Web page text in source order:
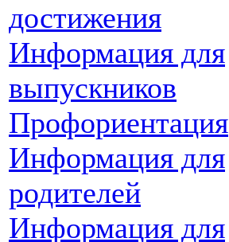
достижения
Информация для
выпускников
Профориентация
Информация для
родителей
Информация для